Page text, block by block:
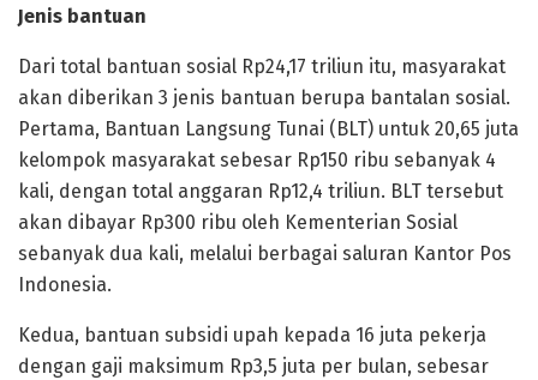
Jenis bantuan
Dari total bantuan sosial Rp24,17 triliun itu, masyarakat
akan diberikan 3 jenis bantuan berupa bantalan sosial.
Pertama, Bantuan Langsung Tunai (BLT) untuk 20,65 juta
kelompok masyarakat sebesar Rp150 ribu sebanyak 4
kali, dengan total anggaran Rp12,4 triliun. BLT tersebut
akan dibayar Rp300 ribu oleh Kementerian Sosial
sebanyak dua kali, melalui berbagai saluran Kantor Pos
Indonesia.
Kedua, bantuan subsidi upah kepada 16 juta pekerja
dengan gaji maksimum Rp3,5 juta per bulan, sebesar